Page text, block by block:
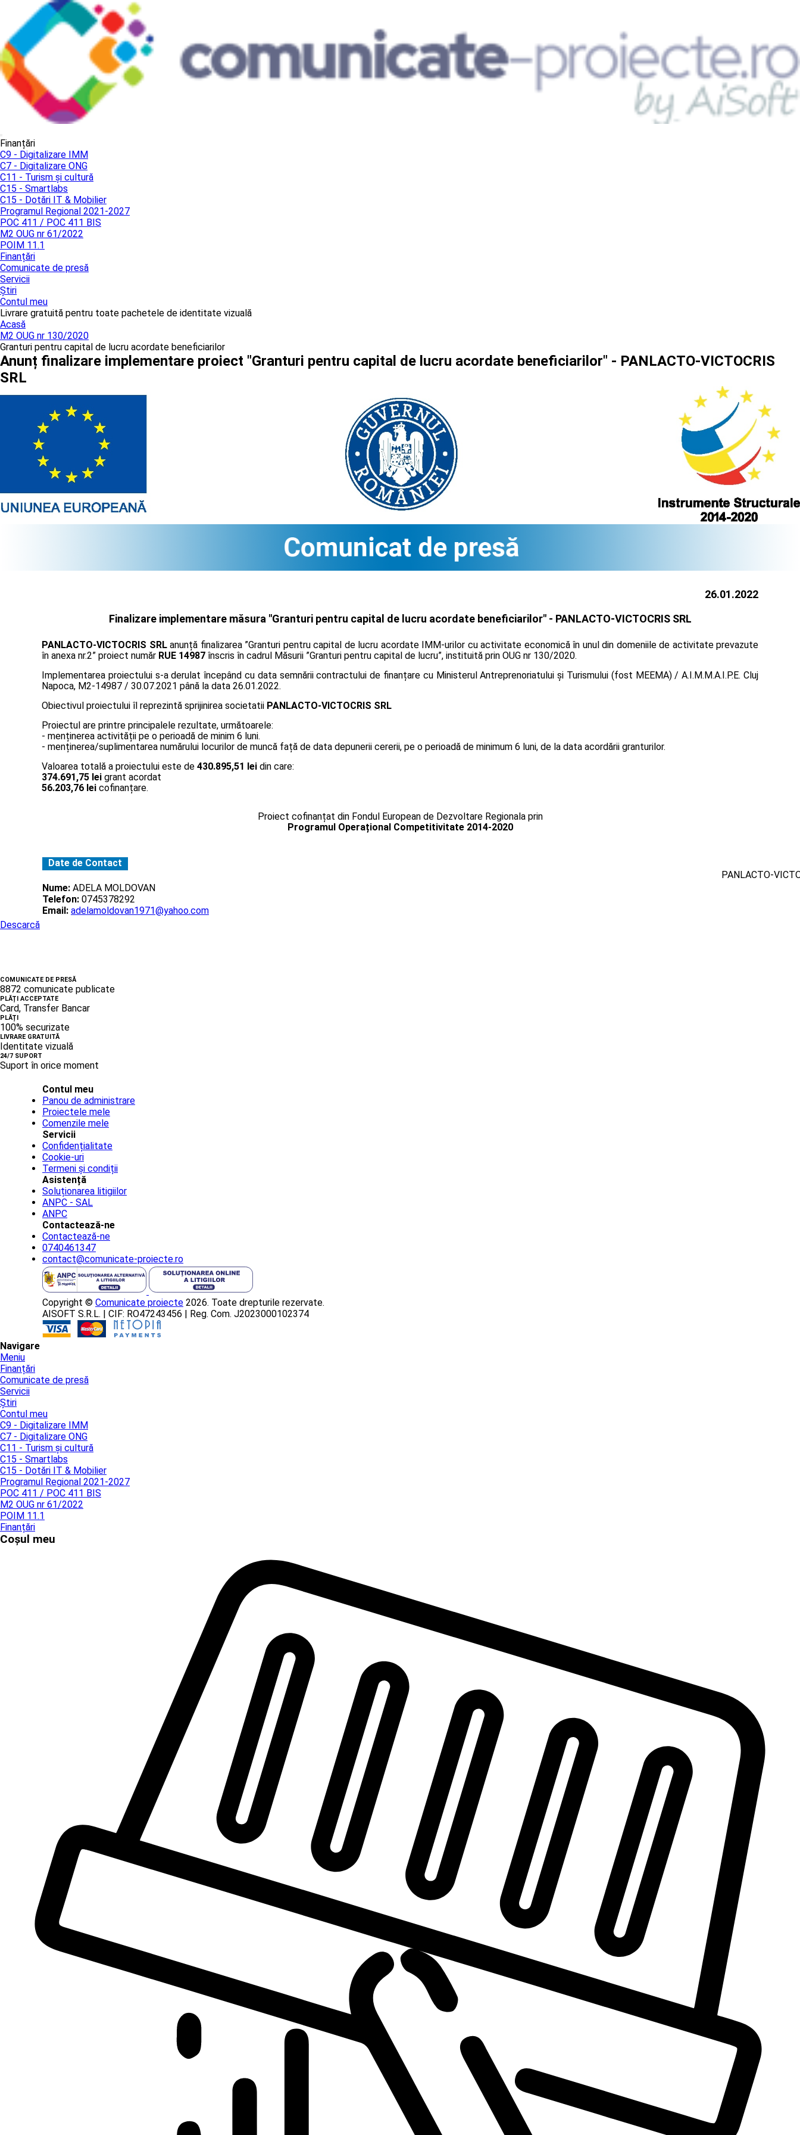
Finanțări
C9 - Digitalizare IMM
C7 - Digitalizare ONG
C11 - Turism și cultură
C15 - Smartlabs
C15 - Dotări IT & Mobilier
Programul Regional 2021-2027
POC 411 / POC 411 BIS
M2 OUG nr 61/2022
POIM 11.1
Finanțări
Comunicate de presă
Servicii
Știri
Contul meu
Livrare gratuită pentru toate pachetele de identitate vizuală
Acasă
M2 OUG nr 130/2020
Granturi pentru capital de lucru acordate beneficiarilor
Anunț finalizare implementare proiect "Granturi pentru capital de lucru acordate beneficiarilor" - PANLACTO-VICTOCRIS
SRL
26.01.2022
Finalizare implementare măsura "Granturi pentru capital de lucru acordate beneficiarilor" - PANLACTO-VICTOCRIS SRL
PANLACTO-VICTOCRIS SRLanunță finalizarea ”Granturi pentru capital de lucru acordate IMM-urilor cu activitate economică în unul din domeniile de activitate prevazute
în anexa nr.2” proiect număr RUE 14987 înscris în cadrul Măsurii ”Granturi pentru capital de lucru”, instituită prin OUG nr 130/2020.
Implementarea proiectului s-a derulat începând cu data semnării contractului de finanțare cu Ministerul Antreprenoriatului și Turismului (fost MEEMA) / A.I.M.M.A.I.P.E. Cluj
Napoca, M2-14987 / 30.07.2021 până la data 26.01.2022.
Obiectivul proiectului îl reprezintă sprijinirea societatii PANLACTO-VICTOCRIS SRL
Proiectul are printre principalele rezultate, următoarele:
- menținerea activității pe o perioadă de minim 6 luni.
- menținerea/suplimentarea numărului locurilor de muncă față de data depunerii cererii, pe o perioadă de minimum 6 luni, de la data acordării granturilor.
Valoarea totală a proiectului este de 430.895,51 lei din care:
374.691,75 lei grant acordat
56.203,76 lei cofinanțare.
Proiect cofinanțat din Fondul European de Dezvoltare Regionala prin
Programul Operațional Competitivitate 2014-2020
Date de Contact
Nume: ADELA MOLDOVAN
Telefon: 0745378292
Email: adelamoldovan1971@yahoo.com
PANLACTO-
Descarcă
COMUNICATE DE PRESĂ
8872 comunicate publicate
PLĂȚI ACCEPTATE
Card, Transfer Bancar
PLĂȚI
100% securizate
LIVRARE GRATUITĂ
Identitate vizuală
24/7 SUPORT
Suport în orice moment
Contul meu
Panou de administrare
Proiectele mele
Comenzile mele
Servicii
Confidențialitate
Cookie-uri
Termeni și condiții
Asistență
Soluționarea litigiilor
ANPC - SAL
ANPC
Contactează-ne
Contactează-ne
0740461347
contact@comunicate-proiecte.ro
Copyright © Comunicate proiecte 2026. Toate drepturile rezervate.
AISOFT S.R.L. | CIF: RO47243456 | Reg. Com. J2023000102374
Navigare
Meniu
Finanțări
Comunicate de presă
Servicii
Știri
Contul meu
C9 - Digitalizare IMM
C7 - Digitalizare ONG
C11 - Turism și cultură
C15 - Smartlabs
C15 - Dotări IT & Mobilier
Programul Regional 2021-2027
POC 411 / POC 411 BIS
M2 OUG nr 61/2022
POIM 11.1
Finanțări
Coșul meu